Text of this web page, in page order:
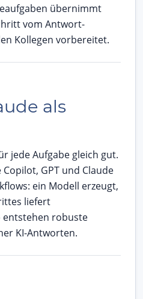
übernimmt
vom Antwort-
Kollegen vorbereitet.
als
jede Aufgabe gleich gut.
GPT und Claude
ein Modell erzeugt,
liefert
entstehen robuste
KI-Antworten.